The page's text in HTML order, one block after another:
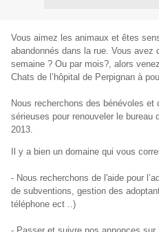
Vous aimez les animaux et êtes
abandonnés dans la rue. Vous avez
semaine ? Ou par mois?, alors
Chats de l’hôpital de Perpignan à
Nous recherchons des bénévoles
sérieuses pour renouveler le bureau
2013.
Il y a bien un domaine qui vous
- Nous recherchons de l'aide pour
de subventions, gestion des
téléphone ect ..)